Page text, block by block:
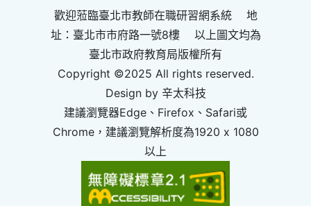
歡迎蒞臨臺北市教師在職研習網系統 地
址：臺北市市府路一號8樓 以上圖文均為
臺北市政府教育局版權所有
Copyright ©2025 All rights reserved.
Design by 辛太科技
建議瀏覽器Edge、Firefox、Safari或
Chrome，建議瀏覽解析度為1920 x 1080
以上